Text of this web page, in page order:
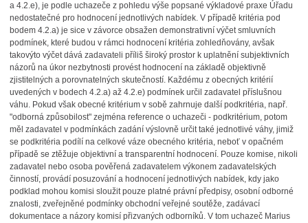
a 4.2.e), je podle uchazeče z pohledu výše popsané výkladové praxe Úřadu
nedostatečné pro hodnocení jednotlivých nabídek. V případě kritéria pod
bodem 4.2.a) je sice v závorce obsažen demonstrativní výčet smluvních
podmínek, které budou v rámci hodnocení kritéria zohledňovány, avšak
takovýto výčet dává zadavateli příliš široký prostor k uplatnění subjektivních
názorů na úkor nezbytnosti provést hodnocení na základě objektivně
zjistitelných a porovnatelných skutečností. Každému z obecných kritérií
uvedených v bodech 4.2.a) až 4.2.e) podmínek určil zadavatel příslušnou
váhu. Pokud však obecné kritérium v sobě zahrnuje další podkritéria, např.
"odborná způsobilost" zejména reference o uchazeči - podkritérium, potom
měl zadavatel v podmínkách zadání výslovně určit také jednotlivé váhy, jimiž
se podkritéria podílí na celkové váze obecného kritéria, neboť v opačném
případě se ztěžuje objektivní a transparentní hodnocení. Pouze komise, nikoli
zadavatel nebo osoba pověřená zadavatelem výkonem zadavatelských
činností, provádí posuzování a hodnocení jednotlivých nabídek, kdy jako
podklad mohou komisi sloužit pouze platné právní předpisy, osobní odborné
znalosti, zveřejněné podmínky obchodní veřejné soutěže, zadávací
dokumentace a názory komisí přizvaných odborníků. V tom uchazeč Marius